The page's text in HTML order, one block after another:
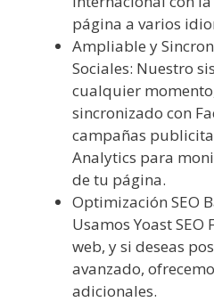
página a varios
Ampliable y
Sociales: Nuestro
cualquier
sincronizado con
campañas
Analytics para
de tu página.
Optimización SEO
Usamos Yoast
web, y si deseas
avanzado,
adicionales.